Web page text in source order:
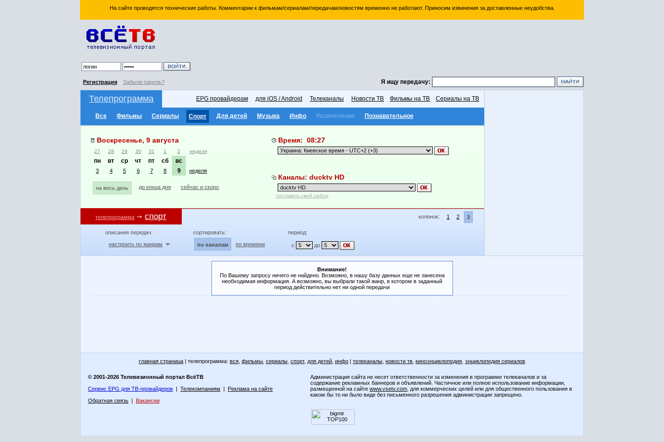
На сайте проводятся технические работы. Комментарии к фильмам/сериалам/передачам/новостям временно не работают. Приносим извинения за доставленные неудобства.
Регистрация Забыли пароль? Я ищу передачу:
Телепрограмма EPG провайдерам для iOS / Android Телеканалы Новости ТВ Фильмы на ТВ Сериалы на ТВ
Все Фильмы Сериалы Спорт Для детей Музыка Инфо Развлечения Познавательное
Воскресенье, 9 августа
27 28 29 30 31 1 2 неделя
пн вт ср чт пт сб вс
3 4 5 6 7 8 9 неделя
на весь день до конца дня сейчас и скоро
Время: 08:27
Каналы: ducktv HD
составить свой набор
телепрограмма спорт колонок: 1 2 3
описания передач:
настроить по жанрам
сортировать:
по каналам по времени
период:
с до
Внимание!
По Вашему запросу ничего не найдено. Возможно, в нашу базу данных еще не занесена
необходимая информация. А возможно, вы выбрали такой жанр, в котором в заданный
период действительно нет ни одной передачи
главная страница | телепрограмма: вся фильмы сериалы спорт, для детей инфо | телеканалы новости тв киноэнциклопедия энциклопедия сериалов
© 2001-2026 Телевизионный портал ВсёТВ
Сервис EPG для ТВ-провайдеров | Телекомпаниям | Реклама на сайте
Обратная связь | Вакансии
Администрация сайта не несет ответственности за изменения в программе телеканалов и за
содержание рекламных баннеров и объявлений. Частичное или полное использование информации,
размещенной на сайте www.vsetv.com , для коммерческих целей или для общественного пользования в
каком бы то ни было виде без письменного разрешения администрации запрещено.